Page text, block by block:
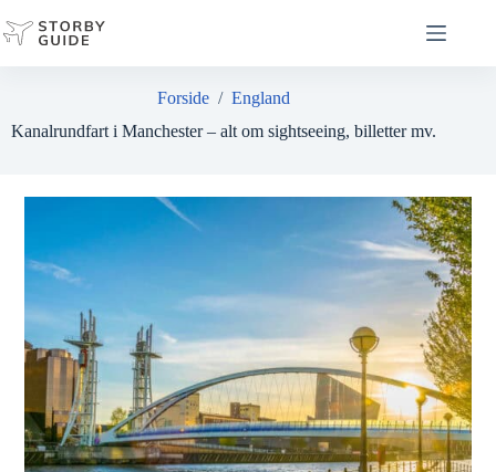
til
indhold
Forside/ England
Kanalrundfart i Manchester – alt om sightseeing, billetter mv.